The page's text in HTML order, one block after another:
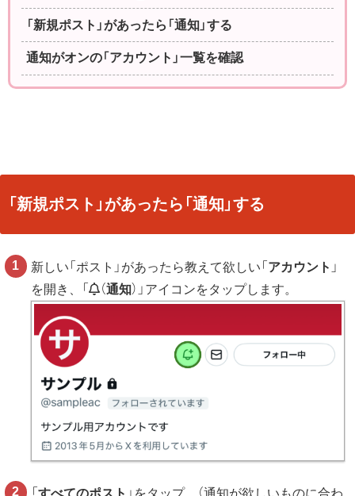
「新規ポスト」があったら「通知」する
通知がオンの「アカウント」一覧を確認
「新規ポスト」があったら「通知」する
新しい「ポスト」があったら教えて欲しい「 アカウント 」
を開き、「
（通知）」アイコンをタップします。
「すべてのポスト 」をタップ。（通知が欲しいものに合わ